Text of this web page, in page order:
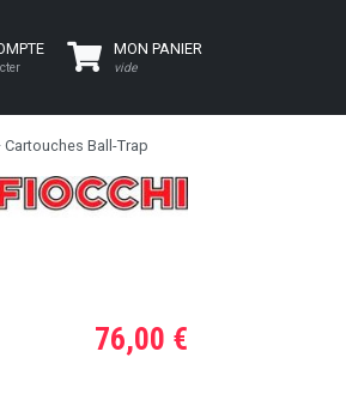
MON PANIER
vide
Cartouches Ball-Trap
76,00 €